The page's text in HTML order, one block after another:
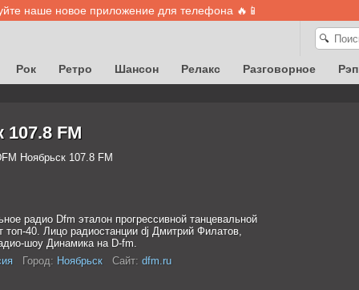
наше новое приложение для телефона 🔥📱
🔍
Рок Ретро Шансон Релакс Разговорное Рэп
107.8 FM
Ноябрьск 107.8 FM
радио Dfm эталон прогрессивной танцевальной
топ-40. Лицо радиостанции dj Дмитрий Филатов,
шоу Динамика на D-fm.
Город: Ноябрьск Сайт: dfm.ru